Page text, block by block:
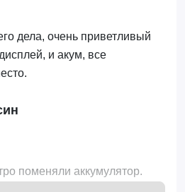
дела, очень приветливый
и акум, все
поменяли аккумулятор.